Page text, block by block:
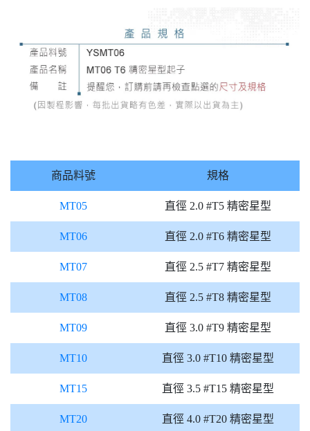
商品料號 規格
MT05 直徑 2.0 #T5 精密星型
MT06 直徑 2.0 #T6 精密星型
MT07 直徑 2.5 #T7 精密星型
MT08 直徑 2.5 #T8 精密星型
MT09 直徑 3.0 #T9 精密星型
MT10 直徑 3.0 #T10 精密星型
MT15 直徑 3.5 #T15 精密星型
MT20 直徑 4.0 #T20 精密星型